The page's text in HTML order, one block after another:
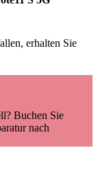
erhalten Sie
Buchen Sie
nach